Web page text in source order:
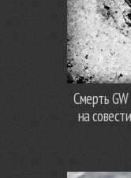
Смерть
на